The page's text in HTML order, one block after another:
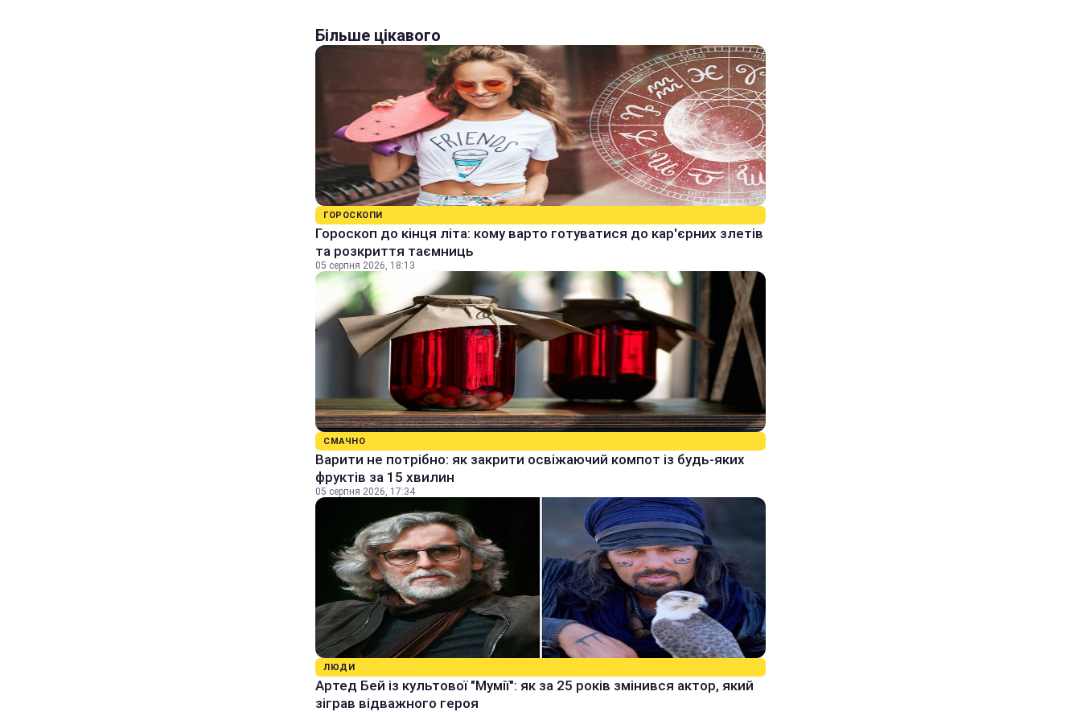
Більше цікавого
ГОРОСКОПИ
Гороскоп до кінця літа: кому варто готуватися до кар'єрних злетів
та розкриття таємниць
05 серпня 2026, 18:13
СМАЧНО
Варити не потрібно: як закрити освіжаючий компот із будь-яких
фруктів за 15 хвилин
05 серпня 2026, 17:34
ЛЮДИ
Артед Бей із культової "Мумії": як за 25 років змінився актор, який
зіграв відважного героя